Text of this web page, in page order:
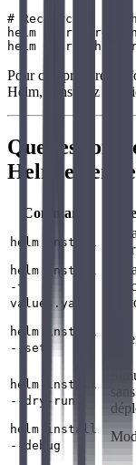
# Rechercher un
helm search repo
Pour comprendre les
Helm, consultez le
Quelles sont
Helm
Commande
helm install
helm install
-f
values.yaml
helm install
--set
helm install
--dry-run
sans
helm install
--debug